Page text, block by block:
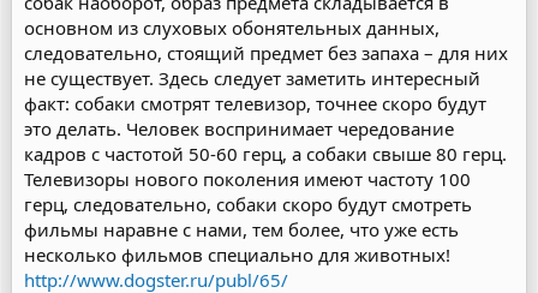
основном из слуховых обонятельных данных,
следовательно, стоящий предмет без запаха – для них
не существует. Здесь следует заметить интересный
факт: собаки смотрят телевизор, точнее скоро будут
это делать. Человек воспринимает чередование
кадров с частотой 50-60 герц, а собаки свыше 80 герц.
Телевизоры нового поколения имеют частоту 100
герц, следовательно, собаки скоро будут смотреть
фильмы наравне с нами, тем более, что уже есть
несколько фильмов специально для животных!
http://www.dogster.ru/publ/65/